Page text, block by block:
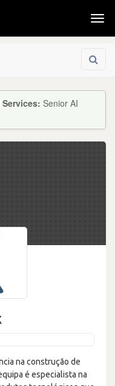
Senior AI
na construção de
é especialista na